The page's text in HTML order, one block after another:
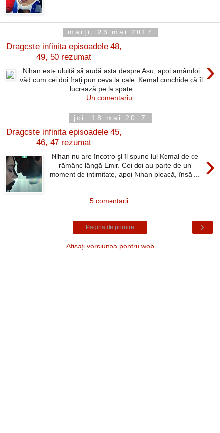
marți, 23 mai 2017
Dragoste infinita episoadele 48,
49, 50 rezumat
›
Nihan este uluită să audă asta despre Asu, apoi amândoi
văd cum cei doi fraţi pun ceva la cale. Kemal conchide că îl
lucrează pe la spate...
Un comentariu:
joi, 18 mai 2017
Dragoste infinita episoadele 45,
46, 47 rezumat
›
Nihan nu are încotro şi îi spune lui Kemal de ce
rămâne lângă Emir. Cei doi au parte de un
moment de intimitate, apoi Nihan pleacă, însă ...
5 comentarii:
›
Pagina de pornire
Afișați versiunea pentru web